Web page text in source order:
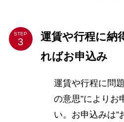
STEP
運賃や行程に納
ればお申込み
運賃や行程に問
の意思”によりお
い。お申込みは”